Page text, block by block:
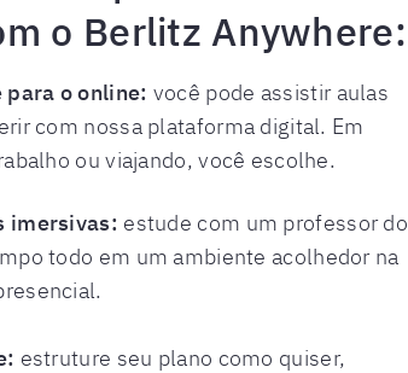
o Berlitz Anywhere:
para o online: você pode assistir aulas
com nossa plataforma digital. Em
ou viajando, você escolhe.
imersivas: estude com um professor do
todo em um ambiente acolhedor na
estruture seu plano como quiser,